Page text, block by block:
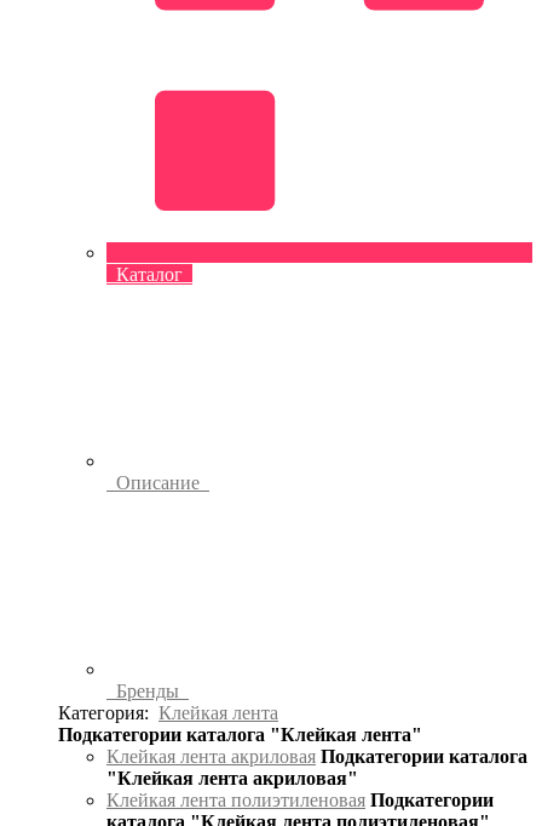
Каталог
Описание
Бренды
Категория: Клейкая лента
Подкатегории каталога "Клейкая лента"
Клейкая лента акриловая Подкатегории каталога
"Клейкая лента акриловая"
Клейкая лента полиэтиленовая Подкатегории
каталога "Клейкая лента полиэтиленовая"